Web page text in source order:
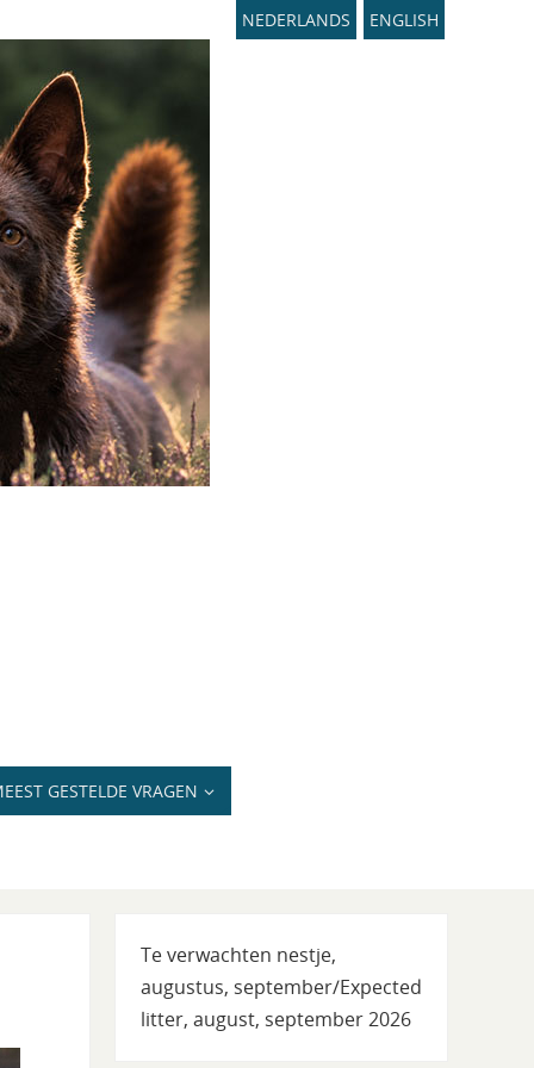
NEDERLANDS ENGLISH
GESTELDE VRAGEN
Te verwachten nestje,
augustus, september/Expected
litter, august, september 2026